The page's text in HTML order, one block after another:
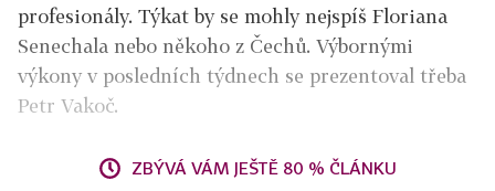
profesionály. Týkat by se mohly nejspíš Floriana
Senechala nebo někoho z Čechů. Výbornými
výkony v posledních týdnech se prezentoval třeba
Petr Vakoč.
ZBÝVÁ VÁM JEŠTĚ 80 % ČLÁNKU